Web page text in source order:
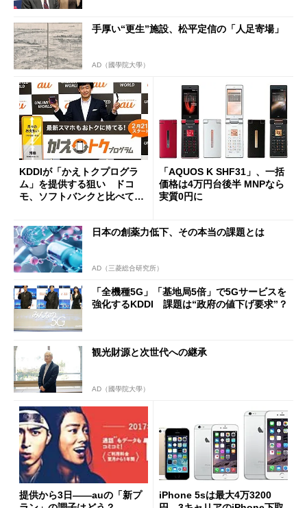
手厚い“更生”施設、松平定信の「人足寄場」
AD（國學院大學）
KDDIが「かえトクプログラ
ム」を提供する狙い ドコ
モ、ソフトバンクと比べて端
「AQUOS K SHF31」、一括
価格は4万円台後半 MNPなら
実質0円に
日本の創薬力低下、その本当の課題とは
AD（三菱総合研究所）
「全機種5G」「基地局5倍」で5Gサービスを
強化するKDDI 課題は“政府の値下げ要求”？
観光財源と次世代への継承
AD（國學院大學）
提供から3日――auの「新プ
iPhone 5sは最大4万3200